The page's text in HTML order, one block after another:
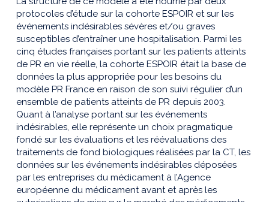
protocoles d’étude sur la cohorte ESPOIR et sur les
événements indésirables sévères et/ou graves
susceptibles d’entraîner une hospitalisation. Parmi les
cinq études françaises portant sur les patients atteints
de PR en vie réelle, la cohorte ESPOIR était la base de
données la plus appropriée pour les besoins du
modèle PR France en raison de son suivi régulier d’un
ensemble de patients atteints de PR depuis 2003.
Quant à l’analyse portant sur les événements
indésirables, elle représente un choix pragmatique
fondé sur les évaluations et les réévaluations des
traitements de fond biologiques réalisées par la CT, les
données sur les événements indésirables déposées
par les entreprises du médicament à l’Agence
européenne du médicament avant et après les